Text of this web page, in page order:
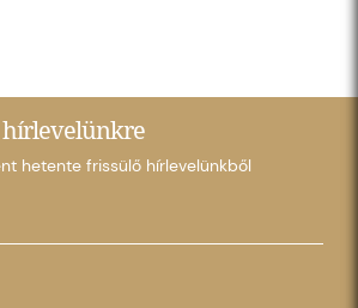
hetente frissülő hírlevelünkből